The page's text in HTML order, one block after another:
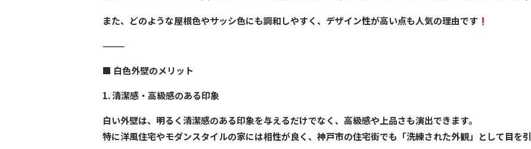
また、どのような屋根色やサッシ色にも調和しやすく、デザイン性が高い点も人気の理由です
⸻
■ 白色外壁のメリット
1. 清潔感・高級感のある印象
白い外壁は、明るく清潔感のある印象を与えるだけでなく、高級感や上品さも演出できます。
特に洋風住宅やモダンスタイルの家には相性が良く、神戸市の住宅街でも「洗練された外観」として目を引